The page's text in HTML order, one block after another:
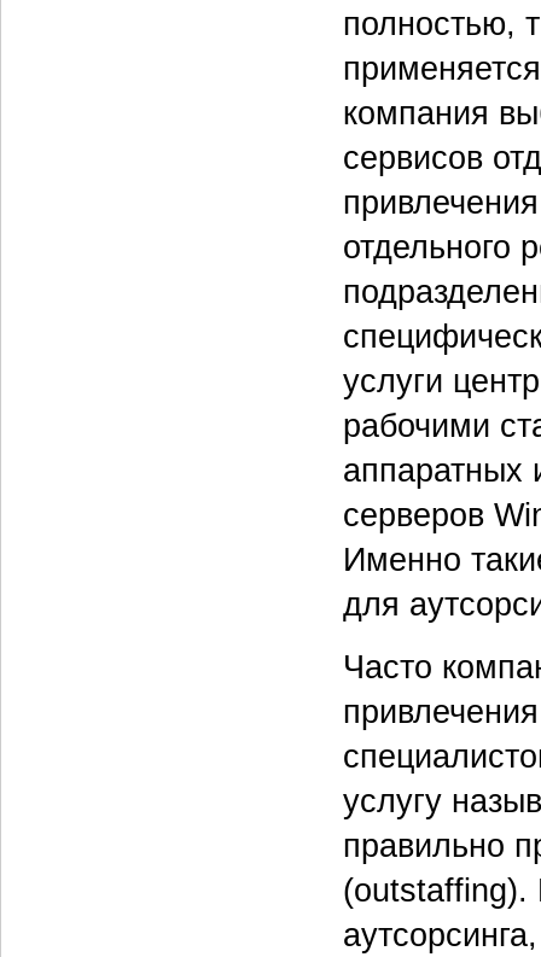
полностью,
компания
сервисов
отдельного
услуги
рабочими
аппаратных
серверов
Именно
для
Часто
услугу
правильно
(outstaffing).